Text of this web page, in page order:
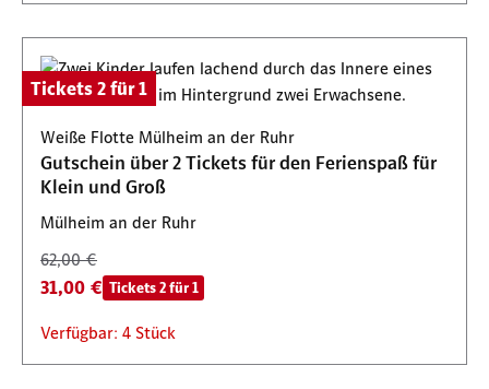
Tickets 2 für 1
Weiße Flotte Mülheim an der Ruhr
Gutschein über 2 Tickets für den Ferienspaß für
Klein und Groß
Mülheim an der Ruhr
62,00 €
31,00 € Tickets 2 für 1
Verfügbar: 4 Stück